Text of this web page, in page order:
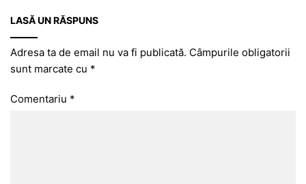
LASĂ UN RĂSPUNS
Adresa ta de email nu va fi publicată. Câmpurile obligatorii
sunt marcate cu *
Comentariu *